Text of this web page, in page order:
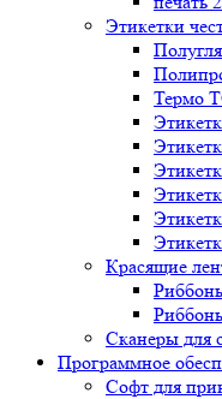
Этикетки
Термо
Красящие
Сканеры для
Программное
Софт для